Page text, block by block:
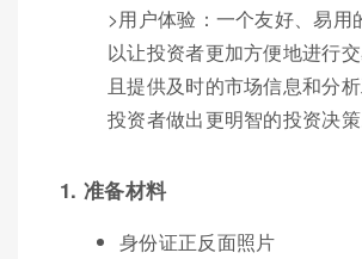
>用户体验：一个友好、易用
以让投资者更加方便地进行
且提供及时的市场信息和分
投资者做出更明智的投资决策
1. 准备材料
身份证正反面照片